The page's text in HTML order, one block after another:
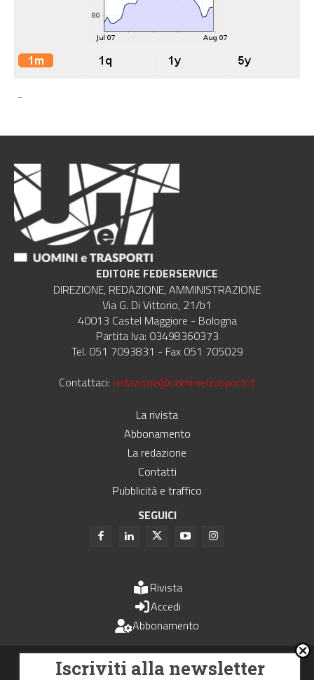
-
EDITORE FEDERSERVICE
DIREZIONE, REDAZIONE, AMMINISTRAZIONE
Via G. Di Vittorio, 21/b1
40013 Castel Maggiore - Bologna
Partita Iva: 03498360373
Tel. 051 7093831 - Fax 051 705029
Contattaci: redazione@uominietrasporti.it
La rivista
Abbonamento
La redazione
Contatti
Pubblicità e traffico
SEGUICI
Rivista
Accedi
Abbonamento
Uomini e Trasporti è un periodico associato all'Unione Stampa
Periodica Italiana - USPI
Iscriviti alla newsletter